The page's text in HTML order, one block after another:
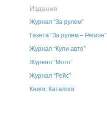
Издания
Журнал “За рулем”
Газета “За рулем – Регион”
Журнал “Купи авто”
Журнал “Мото”
Журнал “Рейс”
Книги, Каталоги